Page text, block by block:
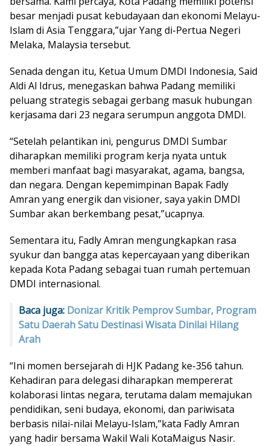
besar menjadi pusat kebudayaan dan ekonomi Melayu-
Islam di Asia Tenggara,”ujar Yang di-Pertua Negeri
Melaka, Malaysia tersebut.
Senada dengan itu, Ketua Umum DMDI Indonesia, Said
Aldi Al Idrus, menegaskan bahwa Padang memiliki
peluang strategis sebagai gerbang masuk hubungan
kerjasama dari 23 negara serumpun anggota DMDI.
“Setelah pelantikan ini, pengurus DMDI Sumbar
diharapkan memiliki program kerja nyata untuk
memberi manfaat bagi masyarakat, agama, bangsa,
dan negara. Dengan kepemimpinan Bapak Fadly
Amran yang energik dan visioner, saya yakin DMDI
Sumbar akan berkembang pesat,”ucapnya.
Sementara itu, Fadly Amran mengungkapkan rasa
syukur dan bangga atas kepercayaan yang diberikan
kepada Kota Padang sebagai tuan rumah pertemuan
DMDI internasional.
Baca juga: Donizar Kritik Pemprov Sumbar, Program
Satu Daerah Satu Destinasi Wisata Dinilai Hilang
Arah
“Ini momen bersejarah di HJK Padang ke-356 tahun.
Kehadiran para delegasi diharapkan mempererat
kolaborasi lintas negara, terutama dalam memajukan
pendidikan, seni budaya, ekonomi, dan pariwisata
berbasis nilai-nilai Melayu-Islam,”kata Fadly Amran
yang hadir bersama Wakil Wali KotaMaigus Nasir.